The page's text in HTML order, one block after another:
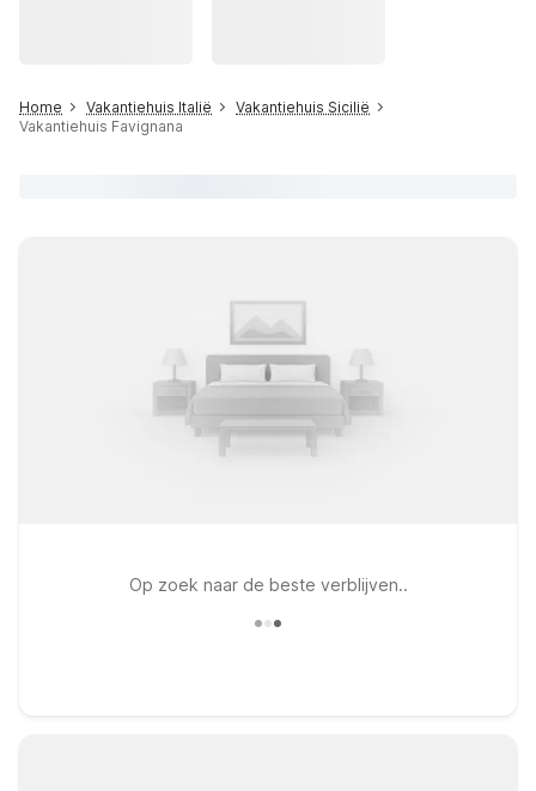
Home Vakantiehuis Italië
Vakantiehuis Sicilië
Vakantiehuis Favignana
Op zoek naar de beste verblijven..